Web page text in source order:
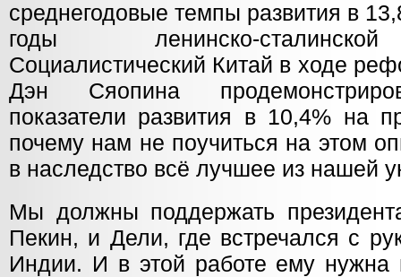
среднегодовые темпы развития в
годы ленинско-
Социалистический Китай в ходе
Дэн Сяопина
показатели развития в 10,4% на
почему нам не поучиться на этом
в наследство всё лучшее из нашей
Мы должны поддержать
Пекин, и Дели, где встречался с
Индии. И в этой работе ему нужна